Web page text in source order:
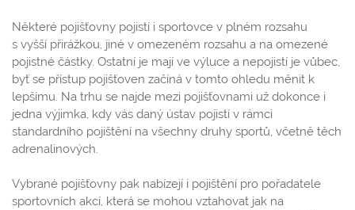
Některé pojišťovny pojistí i sportovce v plném rozsahu
s vyšší přirážkou, jiné v omezeném rozsahu a na omezené
pojistné částky. Ostatní je mají ve výluce a nepojistí je vůbec,
byť se přístup pojišťoven začíná v tomto ohledu měnit k
lepšímu. Na trhu se najde mezi pojišťovnami už dokonce i
jedna výjimka, kdy vás daný ústav pojistí v rámci
standardního pojištění na všechny druhy sportů, včetně těch
adrenalinových.
Vybrané pojišťovny pak nabízejí i pojištění pro pořadatele
sportovních akcí, která se mohou vztahovat jak na